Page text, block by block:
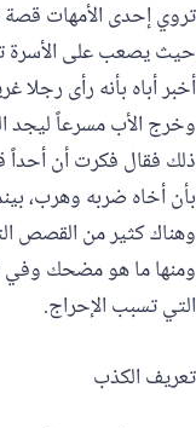
تروي إحدى الأمهات
حيث يصعب على الأسرة
أخبر أباه بأنه رأى رجلا
وخرج الأب مسرعاً ليجد
ذلك فقال فكرت أن أحداً
بأن أخاه ضربه وهرب،
وهناك كثير من القصص
ومنها ما هو مضحك وفي
التي تسبب الإحراج.
تعريف الكذب